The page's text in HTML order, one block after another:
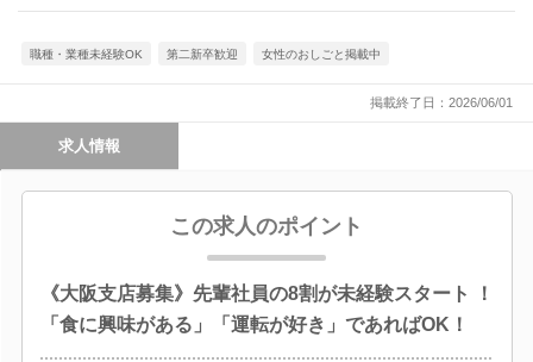
職種・業種未経験OK 第二新卒歓迎 女性のおしごと掲載中
掲載終了日：2026/06/01
求人情報
この求人のポイント
《大阪支店募集》先輩社員の8割が未経験スタート ！
「食に興味がある」「運転が好き」であればOK！